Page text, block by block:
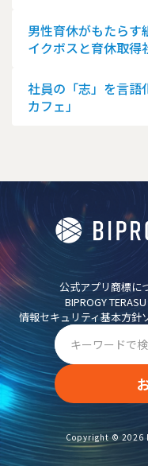
男性育休がもたら
イクボスと育休取得
社員の「志」を言語
カフェ」
公式アプリ 商標に
BIPROGY
情報セキュリティ基本方針
Copyright © 2026